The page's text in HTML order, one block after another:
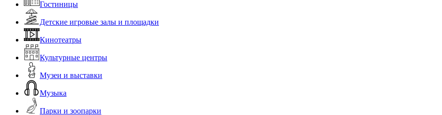
Гостиницы
Детские игровые залы и площадки
Кинотеатры
Культурные центры
Музеи и выставки
Музыка
Парки и зоопарки